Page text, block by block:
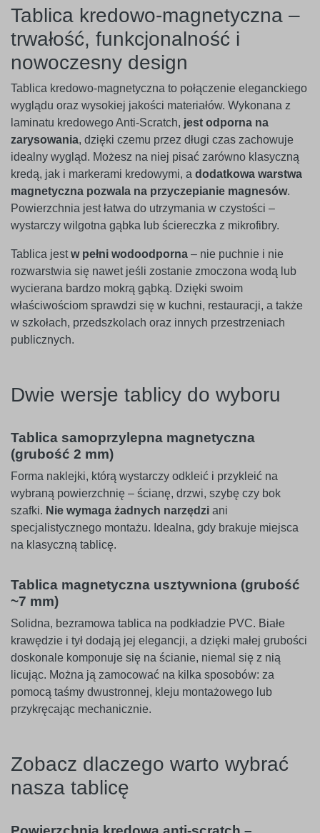
Tablica kredowo-magnetyczna –
trwałość, funkcjonalność i
nowoczesny design
Tablica kredowo-magnetyczna to połączenie eleganckiego
wyglądu oraz wysokiej jakości materiałów. Wykonana z
laminatu kredowego Anti-Scratch, jest odporna na
zarysowania, dzięki czemu przez długi czas zachowuje
idealny wygląd. Możesz na niej pisać zarówno klasyczną
kredą, jak i markerami kredowymi, a dodatkowa warstwa
magnetyczna pozwala na przyczepianie magnesów.
Powierzchnia jest łatwa do utrzymania w czystości –
wystarczy wilgotna gąbka lub ściereczka z mikrofibry.
Tablica jestw pełni wodoodporna – nie puchnie i nie
rozwarstwia się nawet jeśli zostanie zmoczona wodą lub
wycierana bardzo mokrą gąbką. Dzięki swoim
właściwościom sprawdzi się w kuchni, restauracji, a także
w szkołach, przedszkolach oraz innych przestrzeniach
publicznych.
Dwie wersje tablicy do wyboru
Tablica samoprzylepna magnetyczna
(grubość 2 mm)
Forma naklejki, którą wystarczy odkleić i przykleić na
wybraną powierzchnię – ścianę, drzwi, szybę czy bok
szafki. Nie wymaga żadnych narzędzi ani
specjalistycznego montażu. Idealna, gdy brakuje miejsca
na klasyczną tablicę.
Tablica magnetyczna usztywniona (grubość
~7 mm)
Solidna, bezramowa tablica na podkładzie PVC. Białe
krawędzie i tył dodają jej elegancji, a dzięki małej grubości
doskonale komponuje się na ścianie, niemal się z nią
licując. Można ją zamocować na kilka sposobów: za
pomocą taśmy dwustronnej, kleju montażowego lub
przykręcając mechanicznie.
Zobacz dlaczego warto wybrać
nasza tablicę